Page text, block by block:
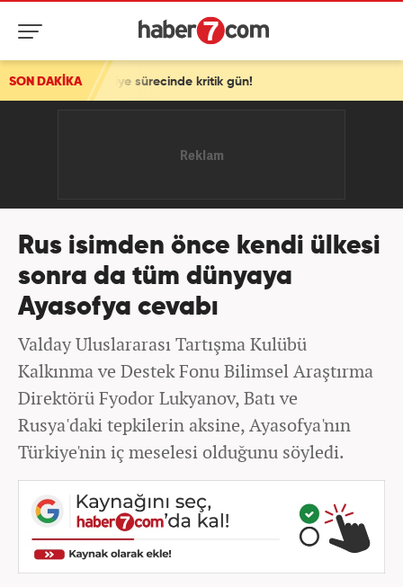
SON DAKİKA
sürecinde kritik gün!
Rus isimden önce kendi ülkesi
sonra da tüm dünyaya
Ayasofya cevabı
Valday Uluslararası Tartışma Kulübü
Kalkınma ve Destek Fonu Bilimsel Araştırma
Direktörü Fyodor Lukyanov, Batı ve
Rusya'daki tepkilerin aksine, Ayasofya'nın
Türkiye'nin iç meselesi olduğunu söyledi.